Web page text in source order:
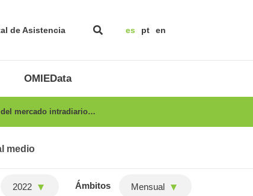
de Asistencia es pt en
OMIEData
mercado intradiario…
medio
2022 Ámbitos Mensual